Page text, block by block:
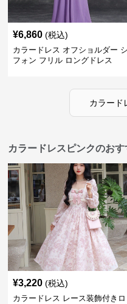
¥6,860 (税込)
カラードレス オフショルダー シ
フォン フリル ロングドレス
カラード
カラードレスピンクのお
¥3,220 (税込)
カラードレス レース装飾付きロ